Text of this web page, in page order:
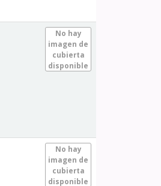
No hay
imagen de
cubierta
disponible
No hay
imagen de
cubierta
disponible